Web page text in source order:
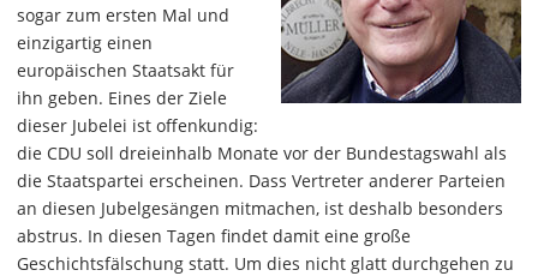
sogar zum ersten Mal und
einzigartig einen
europäischen Staatsakt für
ihn geben. Eines der Ziele
dieser Jubelei ist offenkundig:
die CDU soll dreieinhalb Monate vor der Bundestagswahl als
die Staatspartei erscheinen. Dass Vertreter anderer Parteien
an diesen Jubelgesängen mitmachen, ist deshalb besonders
abstrus. In diesen Tagen findet damit eine große
Geschichtsfälschung statt. Um dies nicht glatt durchgehen zu